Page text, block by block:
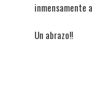
inmensamente
Un abrazo!!